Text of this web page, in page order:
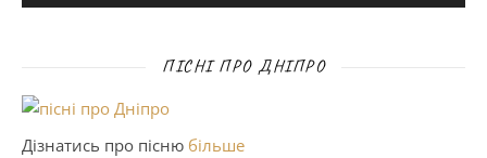
ПІСНІ ПРО ДНІПРО
Дізнатись про пісню більше